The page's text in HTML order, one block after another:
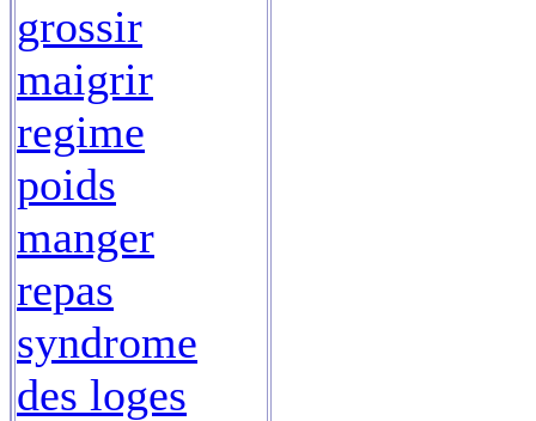
grossir
maigrir
regime
poids
manger
repas
syndrome
des loges